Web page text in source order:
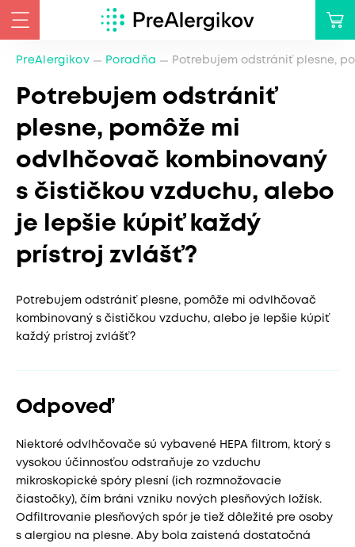
PreAlergikov Poradňa Potrebujem odstrániť plesne,
Potrebujem odstrániť
plesne, pomôže mi
odvlhčovač kombinovaný
s čističkou vzduchu, alebo
je lepšie kúpiť každý
prístroj zvlášť?
Potrebujem odstrániť plesne, pomôže mi odvlhčovač
kombinovaný s čističkou vzduchu, alebo je lepšie kúpiť
každý prístroj zvlášť?
Odpoveď
Niektoré odvlhčovače sú vybavené HEPA filtrom, ktorý s
vysokou účinnosťou odstraňuje zo vzduchu
mikroskopické spóry plesní (ich rozmnožovacie
čiastočky), čím bráni vzniku nových plesňových ložísk.
Odfiltrovanie plesňových spór je tiež dôležité pre osoby
s alergiou na plesne. Aby bola zaistená dostatočná